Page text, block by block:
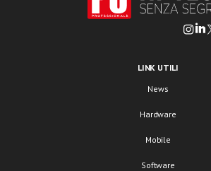
LINK UTILI
News
Hardware
Mobile
Software